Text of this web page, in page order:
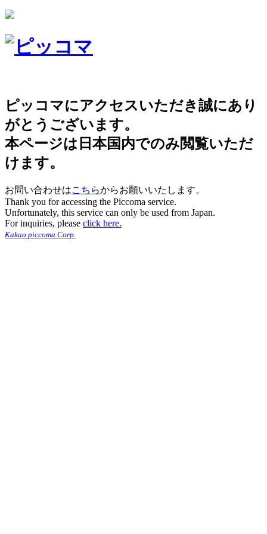
ピッコマにアクセスいただき誠にあり
がとうございます。
本ページは日本国内でのみ閲覧いただ
けます。
お問い合わせはこちらからお願いいたします。
Thank you for accessing the Piccoma service.
Unfortunately, this service can only be used from Japan.
For inquiries, please click here.
Kakao piccoma Corp.